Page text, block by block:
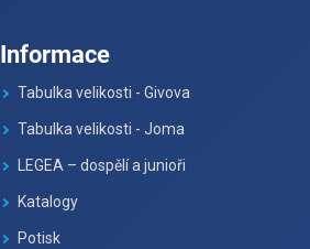
Informace
Tabulka velikosti - Givova
Tabulka velikosti - Joma
LEGEA – dospělí a junioři
Katalogy
Potisk